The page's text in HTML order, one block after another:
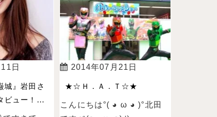
日
城』岩田さ
ビュー！...
2014年07月21日
★☆Ｈ．Ａ．Ｔ☆★
こんにちは°( ◕ ω ◕ )°北田